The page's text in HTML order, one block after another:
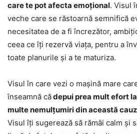
care te pot afecta emoțional. Visul
veche care se răstoarnă semnifică
necesitatea de a fi încrezător,
ceea ce îți rezervă viața, pentru a
toate planurile și a te maturiza.
Visul în care vezi o mașină mare
înseamnă cădepui prea mult efort
multe nemulțumiri din această
Visul îți sugerează să rămâi calm și